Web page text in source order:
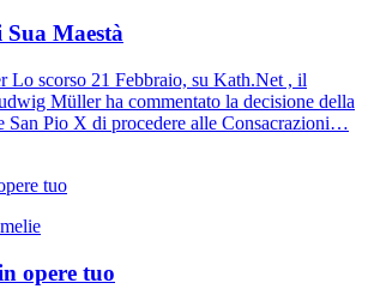
Maestà
Lo scorso 21 Febbraio, su Kath.Net , il
Müller ha commentato la decisione della
San Pio X di procedere alle Consacrazioni…
opere tuo